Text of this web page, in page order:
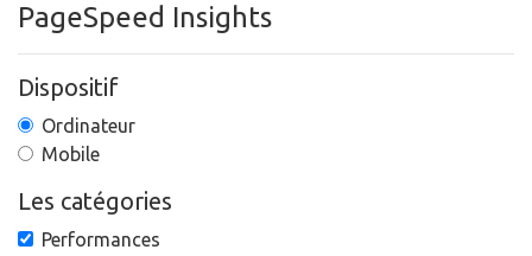
PageSpeed Insights
Dispositif
Ordinateur
Mobile
Les catégories
Performances